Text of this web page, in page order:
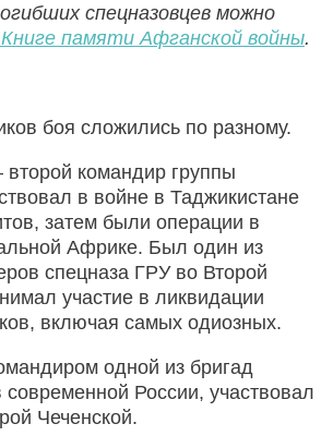
спецназовцев можно
памяти Афганской войны.
боя сложились по разному.
командир группы
в войне в Таджикистане
затем были операции в
Африке. Был один из
спецназа ГРУ во Второй
участие в ликвидации
включая самых одиозных.
одной из бригад
России, участвовал
Чеченской.